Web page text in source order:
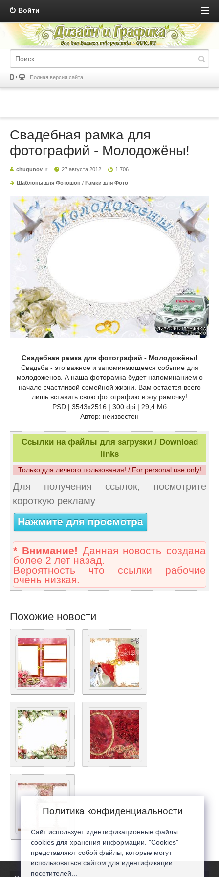
Войти
Полная версия сайта
Свадебная рамка для
фотографий - Молодожёны!
chugunov_r 27 августа 2012 1 706
Шаблоны для Фотошоп / Рамки для Фото
Свадебная рамка для фотографий - Молодожёны!
Свадьба - это важное и запоминающееся событие для
молодоженов. А наша фоторамка будет напоминанием о
начале счастливой семейной жизни. Вам остается всего
лишь вставить свою фотографию в эту рамочку!
PSD | 3543x2516 | 300 dpi | 29,4 Мб
Автор: неизвестен
Ссылки на файлы для загрузки / Download
links
Только для личного пользования! / For personal use only!
Для получения ссылок, посмотрите
короткую рекламу
Нажмите для просмотра
* Внимание! Данная новость создана
более 2 лет назад.
Вероятность что ссылки рабочие
очень низкая.
Похожие новости
Политика конфиденциальности
Сайт использует идентификационные файлы
cookies для хранения информации. "Cookies"
представляют собой файлы, которые могут
использоваться сайтом для идентификации
посетителей...